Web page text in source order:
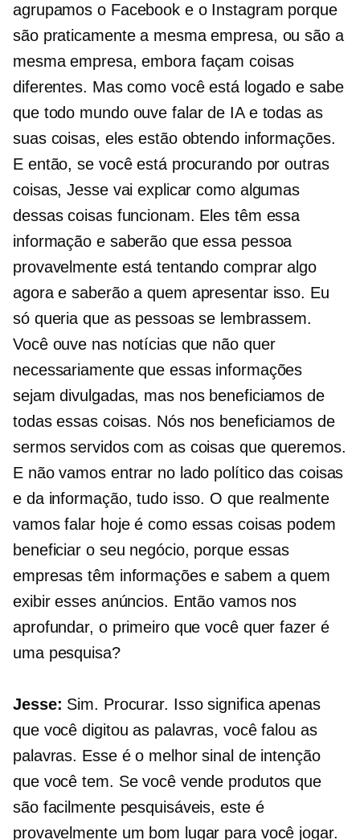
agrupamos o Facebook e o Instagram porque
são praticamente a mesma empresa, ou são a
mesma empresa, embora façam coisas
diferentes. Mas como você está logado e sabe
que todo mundo ouve falar de IA e todas as
suas coisas, eles estão obtendo informações.
E então, se você está procurando por outras
coisas, Jesse vai explicar como algumas
dessas coisas funcionam. Eles têm essa
informação e saberão que essa pessoa
provavelmente está tentando comprar algo
agora e saberão a quem apresentar isso. Eu
só queria que as pessoas se lembrassem.
Você ouve nas notícias que não quer
necessariamente que essas informações
sejam divulgadas, mas nos beneficiamos de
todas essas coisas. Nós nos beneficiamos de
sermos servidos com as coisas que queremos.
E não vamos entrar no lado político das coisas
e da informação, tudo isso. O que realmente
vamos falar hoje é como essas coisas podem
beneficiar o seu negócio, porque essas
empresas têm informações e sabem a quem
exibir esses anúncios. Então vamos nos
aprofundar, o primeiro que você quer fazer é
uma pesquisa?
Jesse: Sim. Procurar. Isso significa apenas
que você digitou as palavras, você falou as
palavras. Esse é o melhor sinal de intenção
que você tem. Se você vende produtos que
são facilmente pesquisáveis, este é
provavelmente um bom lugar para você jogar.